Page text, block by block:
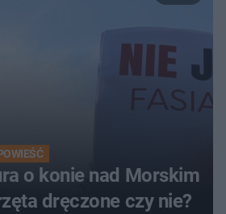
o konie nad Morskim
dręczone czy nie?